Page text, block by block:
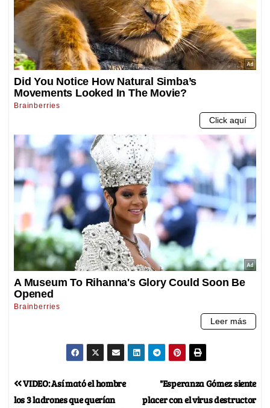
"Esperanza Gómez siente
placer con el virus destructor
VIDEO: Así mató el hombre
los 3 ladrones que querían